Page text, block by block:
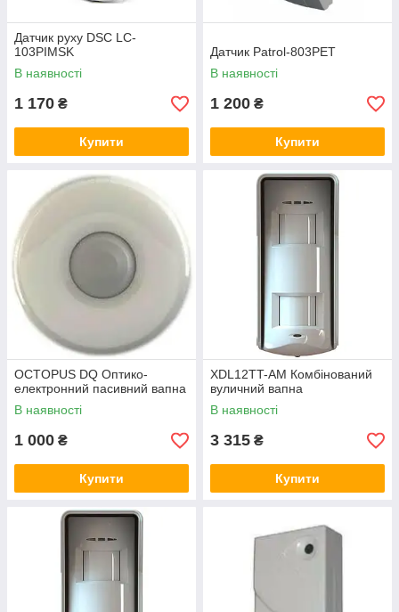
Датчик руху DSC LC-
103PIMSK
В наявності
1 170 ₴
Купити
Датчик Patrol-803PET
В наявності
1 200 ₴
Купити
OCTOPUS DQ Оптико-
електронний пасивний вапна
В наявності
1 000 ₴
Купити
XDL12TT-AM Комбінований
вуличний вапна
В наявності
3 315 ₴
Купити